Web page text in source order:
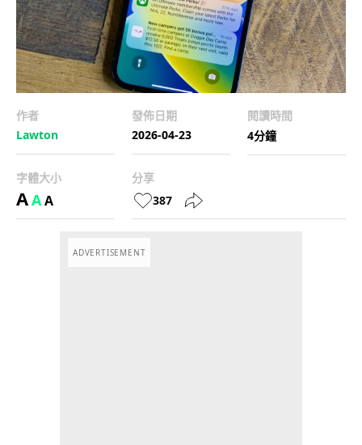
作者
Lawton
發佈日期
2026-04-23
閱讀時間
4分鐘
字體大小
AAA
分享
387
ADVERTISEMENT